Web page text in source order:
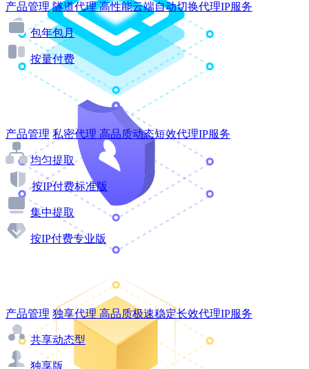
产品管理 隧道代理 高性能云端自动切换代理IP服务
包年包月
按量付费
产品管理 私密代理 高品质动态短效代理IP服务
均匀提取
按IP付费标准版
集中提取
按IP付费专业版
产品管理 独享代理 高品质极速稳定长效代理IP服务
共享动态型
独享版